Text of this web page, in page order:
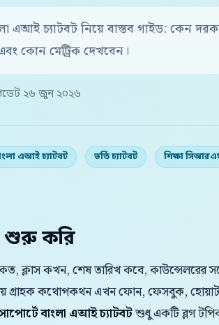
এআই চ্যাটবট নিয়ে বাস্তব গাইড: কেন
কোন মেট্রিক দেখবেন।
২৬ জুন ২০২৬
এআই চ্যাটবট ভর্তি চ্যাটবট শিক্ষা
শুরু করি
ক্লাস কখন, শেষ তারিখ কবে, কাউন্সেলরের
গ্রাহক কথোপকথন এখন ফোন, ফেসবুক,
বাংলা এআই চ্যাটবটশুধু একটি ব্লগ